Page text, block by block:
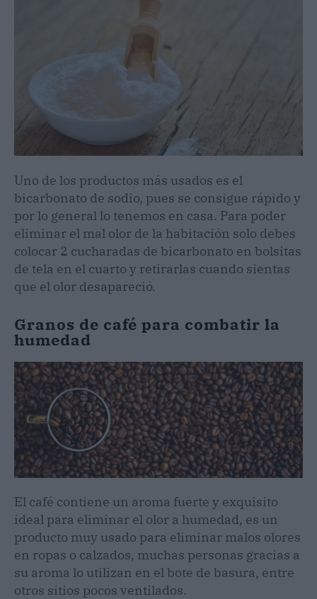
Uno de los productos más usados es el
bicarbonato de sodio, pues se consigue rápido y
por lo general lo tenemos en casa. Para poder
eliminar el mal olor de la habitación solo debes
colocar 2 cucharadas de bicarbonato en bolsitas
de tela en el cuarto y retirarlas cuando sientas
que el olor desapareció.
Granos de café para combatir la
humedad
El café contiene un aroma fuerte y exquisito
ideal para eliminar el olor a humedad, es un
producto muy usado para eliminar malos olores
en ropas o calzados, muchas personas gracias a
su aroma lo utilizan en el bote de basura, entre
otros sitios pocos ventilados.